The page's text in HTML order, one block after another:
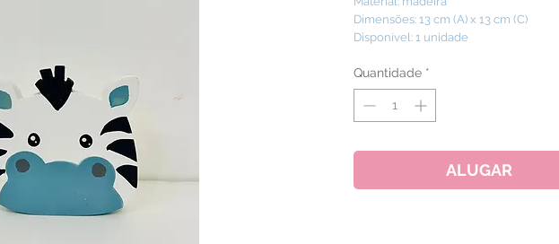
Dimensões: 13 cm (A) x 13 cm (C)
Disponível: 1 unidade
Quantidade *
ALUGAR